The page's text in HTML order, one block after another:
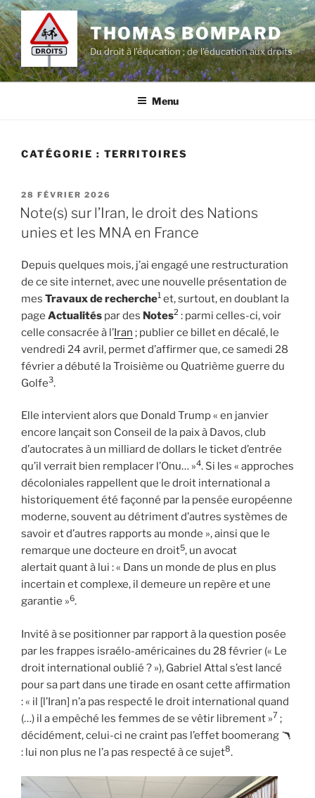
Aller
au
contenu
principal
THOMAS BOMPARD
Du droit à l’éducation ; de l'éducation aux droits
Menu
CATÉGORIE : TERRITOIRES
PUBLIÉ
LE
28 FÉVRIER 2026
Note(s) sur l’Iran, le droit des Nations
unies et les MNA en France
Depuis quelques mois, j’ai engagé une restructuration
de ce site internet, avec une nouvelle présentation de
mes Travaux de recherche1 et, surtout, en doublant la
page Actualités par des Notes2 : parmi celles-ci, voir
celle consacrée à l’Iran ; publier ce billet en décalé, le
vendredi 24 avril, permet d’affirmer que, ce samedi 28
février a débuté la Troisième ou Quatrième guerre du
Golfe3.
Elle intervient alors que Donald Trump « en janvier
encore lançait son Conseil de la paix à Davos, club
d’autocrates à un milliard de dollars le ticket d’entrée
qu’il verrait bien remplacer l’Onu… »4. Si les « approches
décoloniales rappellent que le droit international a
historiquement été façonné par la pensée européenne
moderne, souvent au détriment d’autres systèmes de
savoir et d’autres rapports au monde », ainsi que le
remarque une docteure en droit5, un avocat
alertait quant à lui : « Dans un monde de plus en plus
incertain et complexe, il demeure un repère et une
garantie »6.
Invité à se positionner par rapport à la question posée
par les frappes israélo-américaines du 28 février (« Le
droit international oublié ? »), Gabriel Attal s’est lancé
pour sa part dans une tirade en osant cette affirmation
: « il [l’Iran] n’a pas respecté le droit international quand
(…) il a empêché les femmes de se vêtir librement »7 ;
décidément, celui-ci ne craint pas l’effet boomerang 🪃
: lui non plus ne l’a pas respecté à ce sujet8.